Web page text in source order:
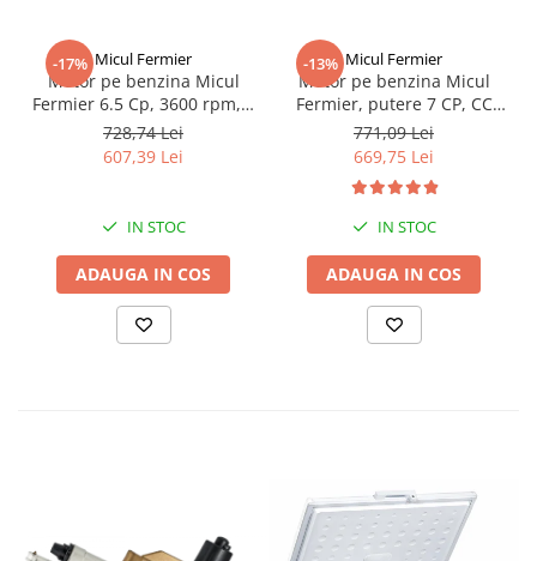
-17% Micul Fermier
Motor pe benzina Micul
Fermier 6.5 Cp, 3600 rpm, 4
timpi, OHV, ax pana 20 mm
728,74 Lei
607,39 Lei
IN STOC
ADAUGA IN COS
-13% Micul Fermier
Motor pe benzina Micul
Fermier, putere 7 CP, CC
196, ax orizontal 20 mm cu
pana, motor in 4 Timpi GF-
771,09 Lei
669,75 Lei
IN STOC
ADAUGA IN COS